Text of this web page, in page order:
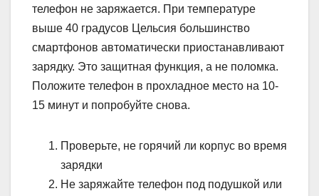
телефон не заряжается. При температуре
выше 40 градусов Цельсия большинство
смартфонов автоматически приостанавливают
зарядку. Это защитная функция, а не поломка.
Положите телефон в прохладное место на 10-
15 минут и попробуйте снова.
Проверьте, не горячий ли корпус во время
зарядки
Не заряжайте телефон под подушкой или